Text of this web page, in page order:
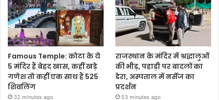
Famous Temple: कोटा के ये
5 मंदिर हैं बेहद खास, कहीं खड़े
गणेश तो कहीं एक साथ हैं 525
शिवलिंग
32 minutes ago
राजस्थान के मंदिर में श्रद्धालुओं
की भीड़, पहाड़ी पर बादलों का
डेरा, अस्पताल में नर्सेज का
प्रदर्शन
53 minutes ago